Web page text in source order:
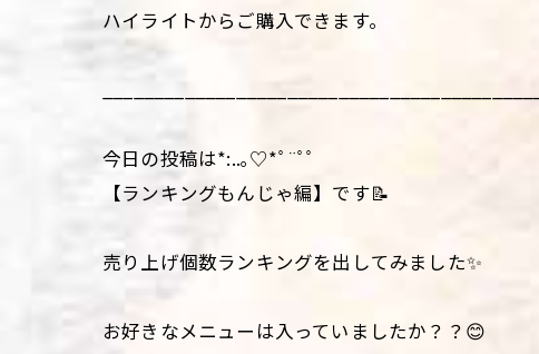
ハイライトからご購入できます。
今日の投稿は*:..｡♡*ﾟ¨ﾟﾟ
【ランキングもんじゃ編】です📝
売り上げ個数ランキングを出してみました✨
お好きなメニューは入っていましたか？？😊